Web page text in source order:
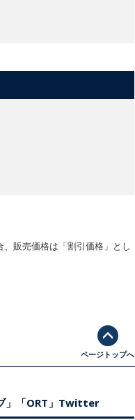
販売価格は「割引価格」とし
ページトップへ
」「ORT」Twitter